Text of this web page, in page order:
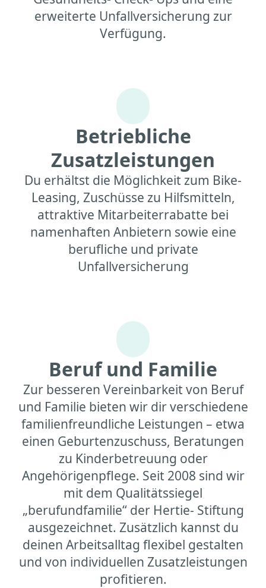
erweiterte Unfallversicherung zur
Verfügung.
Betriebliche
Zusatzleistungen
Du erhältst die Möglichkeit zum Bike-
Leasing, Zuschüsse zu Hilfsmitteln,
attraktive Mitarbeiterrabatte bei
namenhaften Anbietern sowie eine
berufliche und private
Unfallversicherung
Beruf und Familie
Zur besseren Vereinbarkeit von Beruf
und Familie bieten wir dir verschiedene
familienfreundliche Leistungen – etwa
einen Geburtenzuschuss, Beratungen
zu Kinderbetreuung oder
Angehörigenpflege. Seit 2008 sind wir
mit dem Qualitätssiegel
„berufundfamilie“ der Hertie- Stiftung
ausgezeichnet. Zusätzlich kannst du
deinen Arbeitsalltag flexibel gestalten
und von individuellen Zusatzleistungen
profitieren.